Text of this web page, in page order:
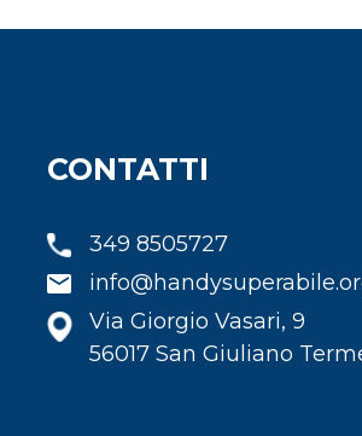
CONTATTI
349 8505727
Via Giorgio Vasari, 9
56017 San Giuliano